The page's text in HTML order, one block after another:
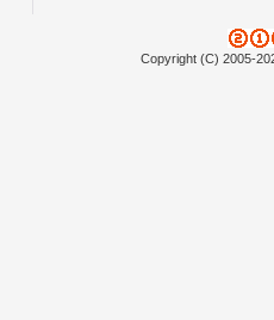
Copyright (C) 2005-